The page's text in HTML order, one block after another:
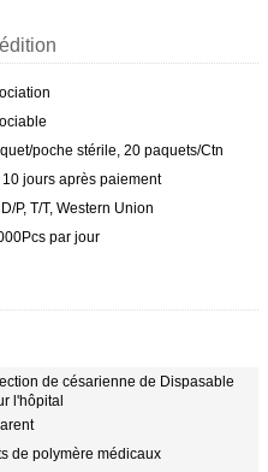
poche stérile, 20 paquets/Ctn
10 jours après paiement
P, T/T, Western Union
par jour
de césarienne de Dispasable
l'hôpital
de polymère médicaux